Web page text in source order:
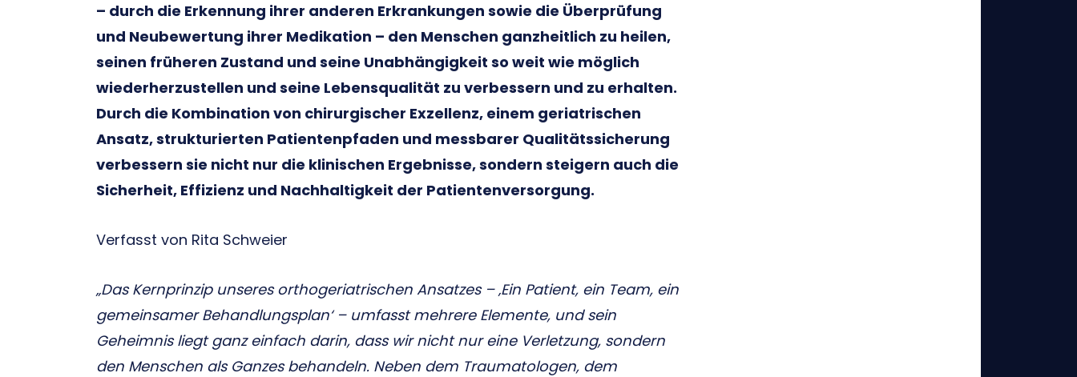
– durch die Erkennung ihrer anderen Erkrankungen sowie die Überprüfung
und Neubewertung ihrer Medikation – den Menschen ganzheitlich zu heilen,
seinen früheren Zustand und seine Unabhängigkeit so weit wie möglich
wiederherzustellen und seine Lebensqualität zu verbessern und zu erhalten.
Durch die Kombination von chirurgischer Exzellenz, einem geriatrischen
Ansatz, strukturierten Patientenpfaden und messbarer Qualitätssicherung
verbessern sie nicht nur die klinischen Ergebnisse, sondern steigern auch die
Sicherheit, Effizienz und Nachhaltigkeit der Patientenversorgung.
Verfasst von Rita Schweier
„Das Kernprinzip unseres orthogeriatrischen Ansatzes – ‚Ein Patient, ein Team, ein
gemeinsamer Behandlungsplan‘ – umfasst mehrere Elemente, und sein
Geheimnis liegt ganz einfach darin, dass wir nicht nur eine Verletzung, sondern
den Menschen als Ganzes behandeln. Neben dem Traumatologen, dem